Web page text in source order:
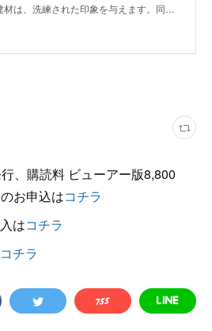
材は、洗練された印象を与えます。同…
、購読料 ビューアー版8,800
お申込はコチラ
はコチラ
コチラ